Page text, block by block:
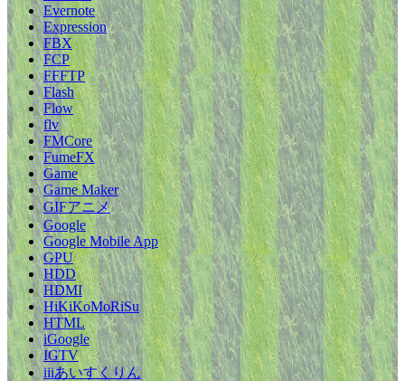
Evernote
Expression
FBX
FCP
FFFTP
Flash
Flow
flv
FMCore
FumeFX
Game
Game Maker
GIFアニメ
Google
Google Mobile App
GPU
HDD
HDMI
HiKiKoMoRiSu
HTML
iGoogle
IGTV
iiiあいすくりん